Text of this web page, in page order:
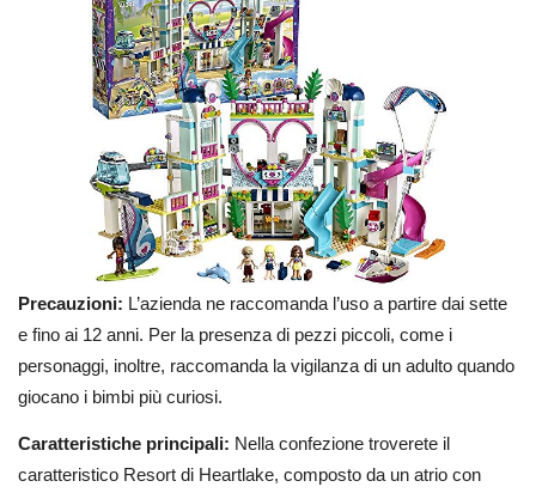
Precauzioni: L’azienda ne raccomanda l’uso a partire dai sette
e fino ai 12 anni. Per la presenza di pezzi piccoli, come i
personaggi, inoltre, raccomanda la vigilanza di un adulto quando
giocano i bimbi più curiosi.
Caratteristiche principali: Nella confezione troverete il
caratteristico Resort di Heartlake, composto da un atrio con